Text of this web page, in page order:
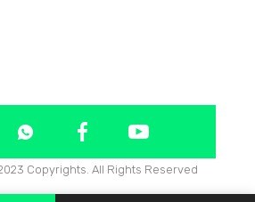
Copyrights. All Rights Reserved